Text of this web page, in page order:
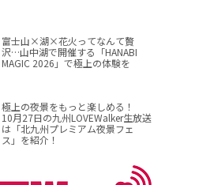
富士山×湖×花火ってなんて贅
沢…山中湖で開催する「HANABI
MAGIC 2026」で極上の体験を
極上の夜景をもっと楽しめる！
10月27日の九州LOVEWalker生放送
は「北九州プレミアム夜景フェ
ス」を紹介！